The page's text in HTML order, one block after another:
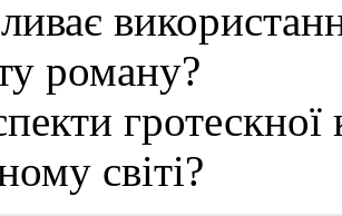
роману?
гротескної
світі?